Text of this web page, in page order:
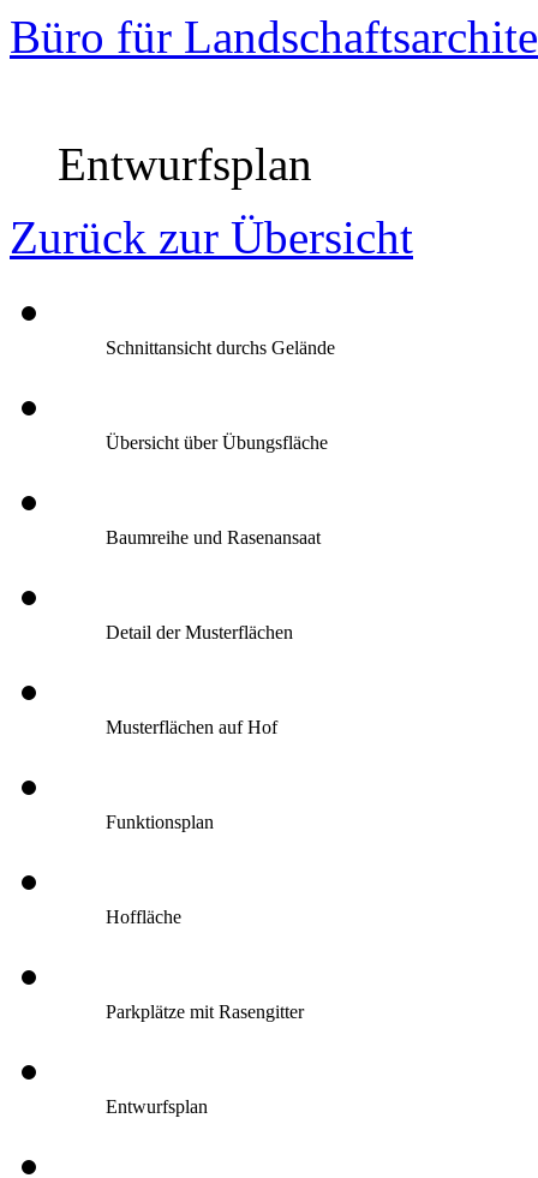
Büro für
Entwurfsplan
Zurück zur Übersicht
Schnittansicht durchs Gelände
Übersicht über Übungsfläche
Baumreihe und Rasenansaat
Detail der Musterflächen
Musterflächen auf Hof
Funktionsplan
Hoffläche
Parkplätze mit Rasengitter
Entwurfsplan